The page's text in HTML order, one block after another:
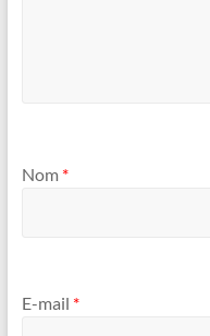
Nom *
E-mail *